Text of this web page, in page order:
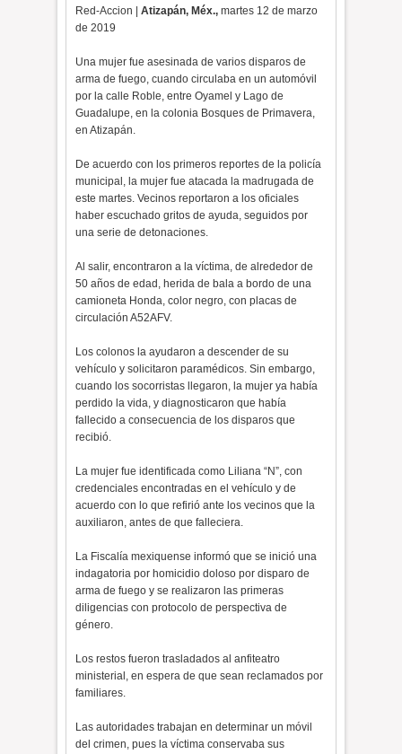
Red-Accion |Atizapán, Méx., martes 12 de marzo
de 2019
Una mujer fue asesinada de varios disparos de
arma de fuego, cuando circulaba en un automóvil
por la calle Roble, entre Oyamel y Lago de
Guadalupe, en la colonia Bosques de Primavera,
en Atizapán.
De acuerdo con los primeros reportes de la policía
municipal, la mujer fue atacada la madrugada de
este martes. Vecinos reportaron a los oficiales
haber escuchado gritos de ayuda, seguidos por
una serie de detonaciones.
Al salir, encontraron a la víctima, de alrededor de
50 años de edad, herida de bala a bordo de una
camioneta Honda, color negro, con placas de
circulación A52AFV.
Los colonos la ayudaron a descender de su
vehículo y solicitaron paramédicos. Sin embargo,
cuando los socorristas llegaron, la mujer ya había
perdido la vida, y diagnosticaron que había
fallecido a consecuencia de los disparos que
recibió.
La mujer fue identificada como Liliana “N”, con
credenciales encontradas en el vehículo y de
acuerdo con lo que refirió ante los vecinos que la
auxiliaron, antes de que falleciera.
La Fiscalía mexiquense informó que se inició una
indagatoria por homicidio doloso por disparo de
arma de fuego y se realizaron las primeras
diligencias con protocolo de perspectiva de
género.
Los restos fueron trasladados al anfiteatro
ministerial, en espera de que sean reclamados por
familiares.
Las autoridades trabajan en determinar un móvil
del crimen, pues la víctima conservaba sus